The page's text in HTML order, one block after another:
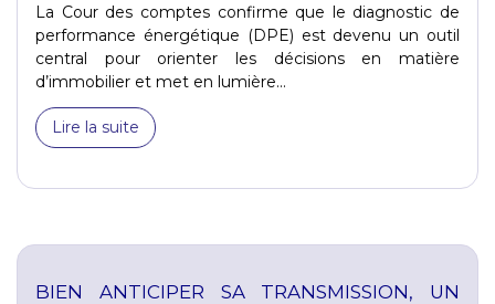
La Cour des comptes confirme que le diagnostic de
performance énergétique (DPE) est devenu un outil
central pour orienter les décisions en matière
d’immobilier et met en lumière...
Lire la suite
BIEN ANTICIPER SA TRANSMISSION, UN